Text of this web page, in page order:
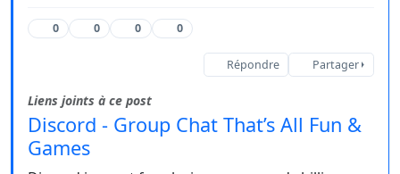
0 0 0 0
Répondre Partager
Liens joints à ce post
Discord - Group Chat That’s All Fun &
Games